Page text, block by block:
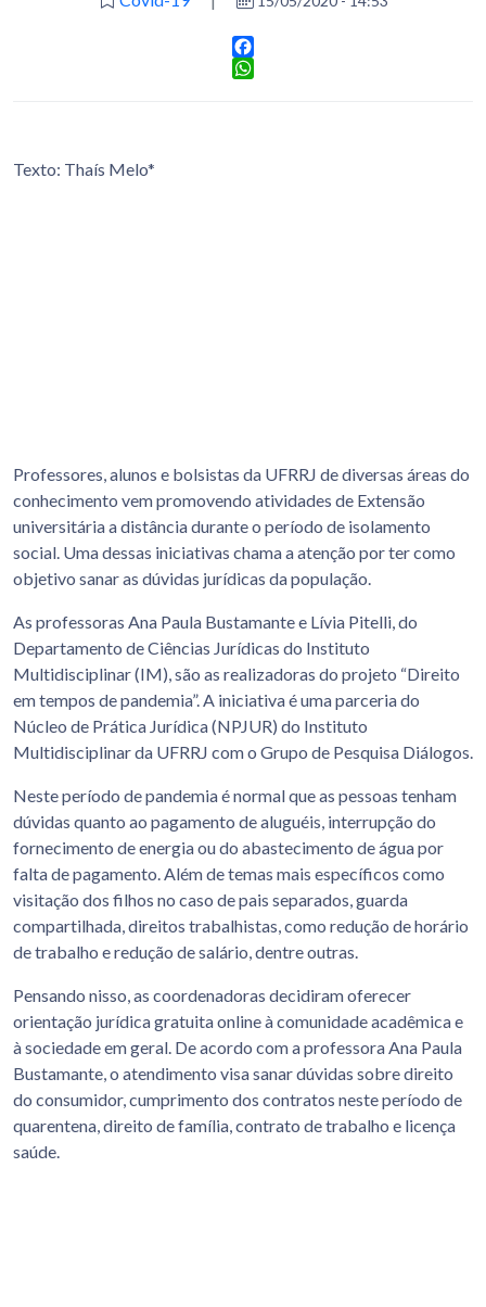
Facebook
Texto: Thaís Melo*
Professores, alunos e bolsistas da UFRRJ de diversas áreas do
conhecimento vem promovendo atividades de Extensão
universitária a distância durante o período de isolamento
social. Uma dessas iniciativas chama a atenção por ter como
objetivo sanar as dúvidas jurídicas da população.
As professoras Ana Paula Bustamante e Lívia Pitelli, do
Departamento de Ciências Jurídicas do Instituto
Multidisciplinar (IM), são as realizadoras do projeto “Direito
em tempos de pandemia”. A iniciativa é uma parceria do
Núcleo de Prática Jurídica (NPJUR) do Instituto
Multidisciplinar da UFRRJ com o Grupo de Pesquisa Diálogos.
Neste período de pandemia é normal que as pessoas tenham
dúvidas quanto ao pagamento de aluguéis, interrupção do
fornecimento de energia ou do abastecimento de água por
falta de pagamento. Além de temas mais específicos como
visitação dos filhos no caso de pais separados, guarda
compartilhada, direitos trabalhistas, como redução de horário
de trabalho e redução de salário, dentre outras.
Pensando nisso, as coordenadoras decidiram oferecer
orientação jurídica gratuita online à comunidade acadêmica e
à sociedade em geral. De acordo com a professora Ana Paula
Bustamante, o atendimento visa sanar dúvidas sobre direito
do consumidor, cumprimento dos contratos neste período de
quarentena, direito de família, contrato de trabalho e licença
saúde.